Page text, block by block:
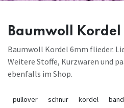
Baumwoll
Baumwoll Kordel 6mm flieder.
Weitere Stoffe, Kurzwaren und
ebenfalls im Shop.
pullover schnur kordel band